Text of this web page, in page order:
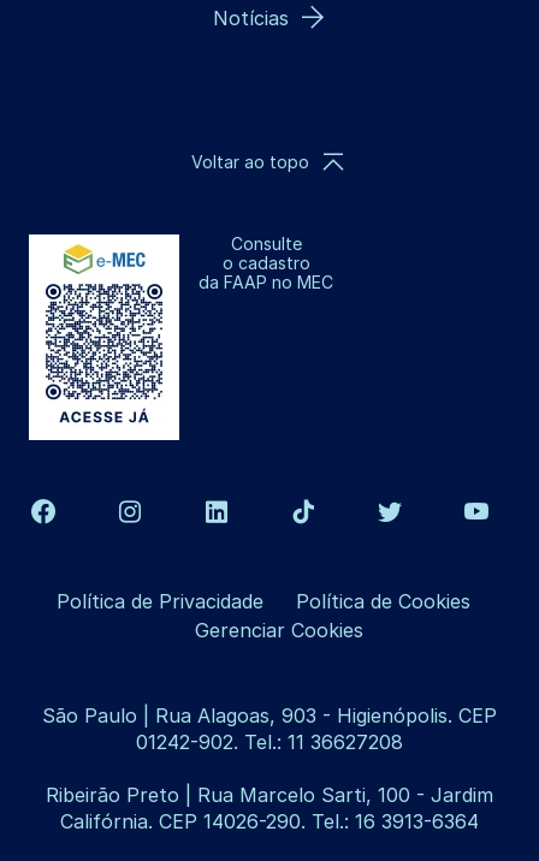
Notícias
Consulte
o cadastro
da FAAP no MEC
Voltar ao topo
Política de Privacidade
Política de Cookies
Gerenciar Cookies
São Paulo | Rua Alagoas, 903 - Higienópolis. CEP
01242-902. Tel.: 11 36627208
Ribeirão Preto | Rua Marcelo Sarti, 100 - Jardim
Califórnia. CEP 14026-290. Tel.: 16 3913-6364